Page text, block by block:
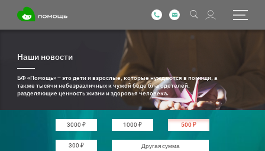
Наши новости
БФ «Помощь» – это дети и взрослые, которые нуждаются в помощи, а
также тысячи небезразличных к чужой беде благодетелей,
разделяющие ценность жизни и здоровья человека.
3000 ₽ 1000 ₽ 500 ₽
300 ₽ Введите другую сумму